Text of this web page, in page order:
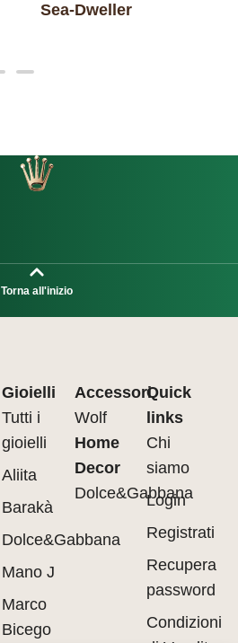
Sea-Dweller
Torna all'inizio
Gioielli
Tutti i
gioielli
Aliita
Barakà
Dolce&Gabbana
Mano J
Marco
Bicego
Accessori
Wolf
Home
Decor
Dolce&Gabbana
Quick
links
Chi
siamo
Login
Registrati
Recupera
password
Condizioni